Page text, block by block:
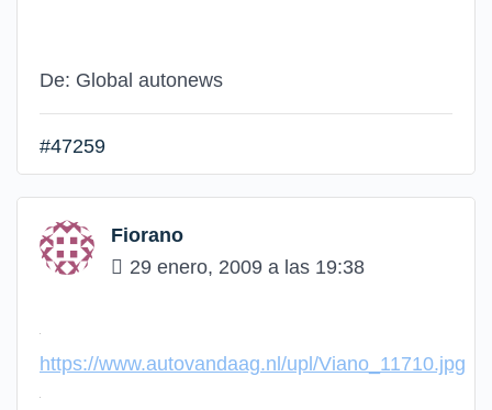
De: Global autonews
#47259
Fiorano
29 enero, 2009 a las 19:38
https://www.autovandaag.nl/upl/Viano_11710.jpg